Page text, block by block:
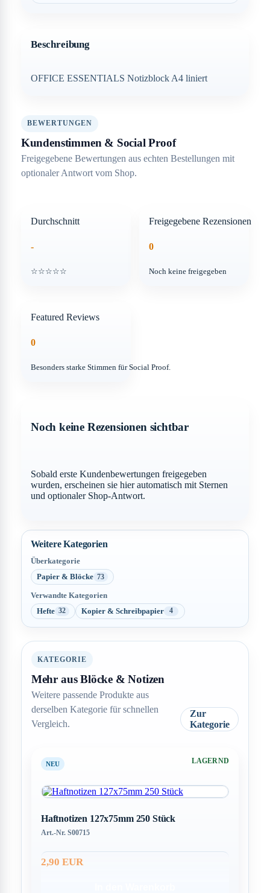
Beschreibung
OFFICE ESSENTIALS Notizblock A4 liniert
BEWERTUNGEN
Kundenstimmen & Social Proof
Freigegebene Bewertungen aus echten Bestellungen mit
optionaler Antwort vom Shop.
Durchschnitt
-
☆☆☆☆☆
Freigegebene Rezensionen
0
Noch keine freigegeben
Featured Reviews
0
Besonders starke Stimmen für Social Proof.
Noch keine Rezensionen sichtbar
Sobald erste Kundenbewertungen freigegeben
wurden, erscheinen sie hier automatisch mit Sternen
und optionaler Shop-Antwort.
Weitere Kategorien
Überkategorie
Papier & Blöcke 73
Verwandte Kategorien
Hefte 32 Kopier & Schreibpapier 4
KATEGORIE
Mehr aus Blöcke & Notizen
Weitere passende Produkte aus
derselben Kategorie für schnellen
Vergleich.
Zur
Kategorie
NEU LAGERND
Haftnotizen 127x75mm 250 Stück
Art.-Nr. S00715
2,90 EUR